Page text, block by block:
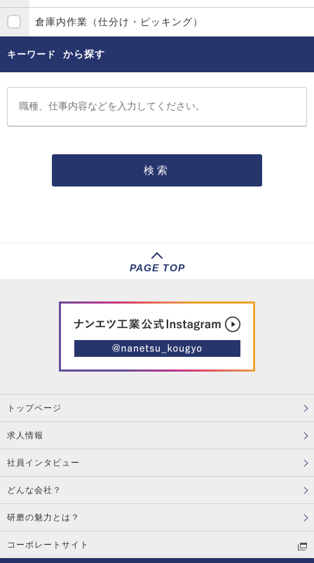
倉庫内作業（仕分け・ピッキング）
キーワード から探す
PAGE TOP
トップページ
求人情報
社員インタビュー
どんな会社？
研磨の魅力とは？
コーポレートサイト